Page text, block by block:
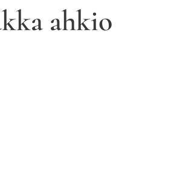
ahkio